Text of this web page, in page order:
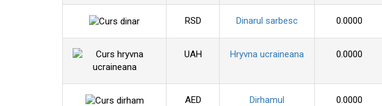
RSD Dinarul sarbesc 0.0000
UAH Hryvna ucraineana 0.0000
AED
Dirhamul
0.0000